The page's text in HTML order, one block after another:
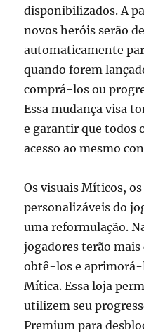
disponibilizados. A
novos heróis serão
automaticamente
quando forem
comprá-los ou
Essa mudança visa
e garantir que todos
acesso ao mesmo
Os visuais Míticos,
personalizáveis do
uma reformulação.
jogadores terão
obtê-los e aprimorá-
Mítica. Essa loja
utilizem seu
Premium para